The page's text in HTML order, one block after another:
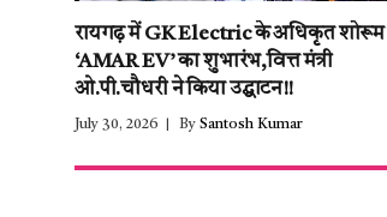
रायगढ़ में GK Electric के अधिकृत शोरूम
‘AMAR EV’ का शुभारंभ,वित्त मंत्री
ओ.पी.चौधरी ने किया उद्घाटन!!
July 30, 2026 By Santosh Kumar